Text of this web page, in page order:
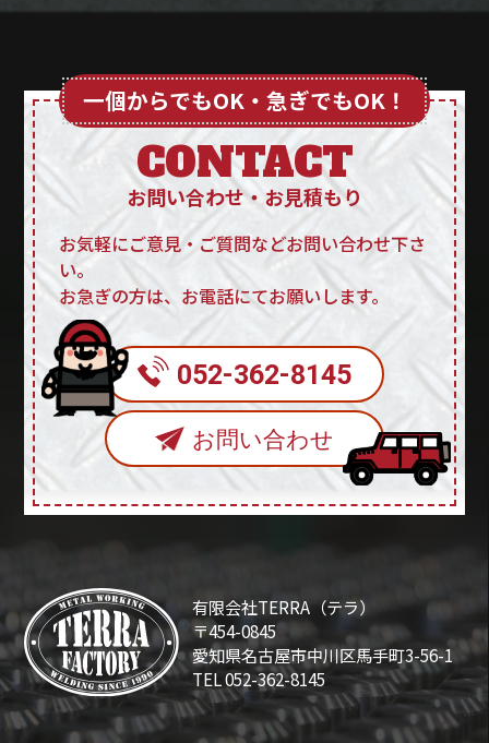
一個からでもOK・急ぎでもOK！
CONTACT
お問い合わせ・お見積もり
お気軽にご意見・ご質問などお問い合わせ下さ
い。
お急ぎの方は、お電話にてお願いします。
052-362-8145
お問い合わせ
有限会社TERRA（テラ）
〒454-0845
愛知県名古屋市中川区馬手町3-56-1
TEL 052-362-8145